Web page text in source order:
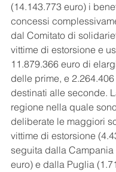
(14.143.773 euro) i
concessi
dal Comitato di
vittime di estorsione e
11.879.366 euro di
delle prime, e
destinati alle seconde.
regione nella quale
deliberate le maggiori
vittime di estorsione
seguita dalla Campania
euro) e dalla Puglia